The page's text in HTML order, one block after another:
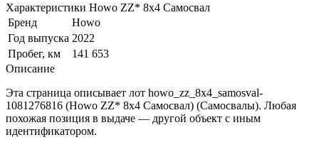
Характеристики Howo ZZ* 8x4 Самосвал
Бренд
Howo
Год выпуска 2022
Пробег, км
141 653
Описание
Эта страница описывает лот howo_zz_8x4_samosval-
1081276816 (Howo ZZ* 8x4 Самосвал) (Самосвалы). Любая
похожая позиция в выдаче — другой объект с иным
идентификатором.